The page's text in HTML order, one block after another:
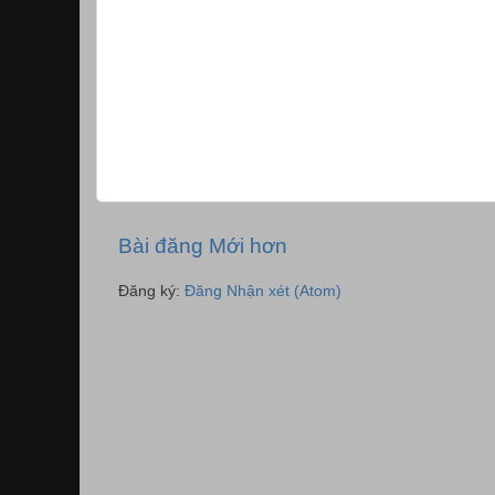
Bài đăng Mới hơn
Đăng ký: Đăng Nhận xét (Atom)